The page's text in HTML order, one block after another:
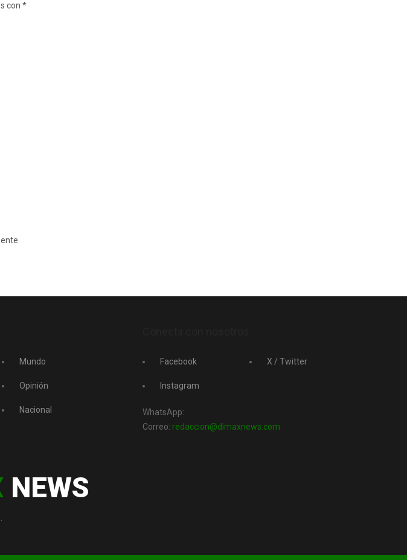
con *
Mundo
Opinión
Nacional
Facebook
Instagram
X / Twitter
WhatsApp:
Correo: redaccion@dimaxnews.com
NEWS